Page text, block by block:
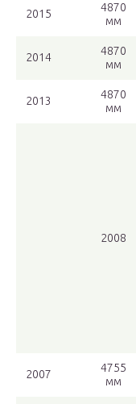
2015
4870
мм
2014
4870
мм
2013
4870
мм
2008
2007
4755
мм